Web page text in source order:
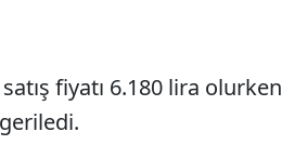
fiyatı 6.180 lira olurken